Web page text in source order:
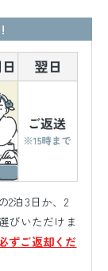
2泊3日か、2
びいただけま
ずご返却くだ